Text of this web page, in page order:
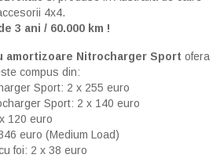
4x4.
3 ani / 60.000 km !
amortizoare Nitrocharger Sport ofera
compus din:
Sport: 2 x 255 euro
Sport: 2 x 140 euro
120 euro
euro (Medium Load)
foi: 2 x 38 euro